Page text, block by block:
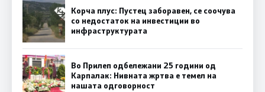
Корча плус: Пустец заборавен, се соочува
со недостаток на инвестиции во
инфраструктурата
Во Прилеп одбележани 25 години од
Карпалак: Нивната жртва е темел на
нашата одговорност